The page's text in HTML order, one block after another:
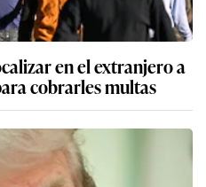
en el extranjero a
cobrarles multas